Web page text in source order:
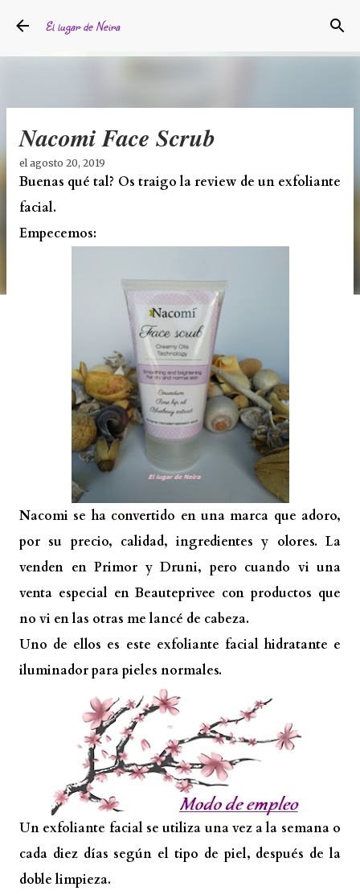
El lugar de Neira
Nacomi Face Scrub
el agosto 20, 2019
Buenas qué tal? Os traigo la review de un exfoliante
facial.
Empecemos:
Nacomi se ha convertido en una marca que adoro,
por su precio, calidad, ingredientes y olores. La
venden en Primor y Druni, pero cuando vi una
venta especial en Beauteprivee con productos que
no vi en las otras me lancé de cabeza.
Uno de ellos es este exfoliante facial hidratante e
iluminador para pieles normales.
Un exfoliante facial se utiliza una vez a la semana o
cada diez días según el tipo de piel, después de la
doble limpieza.